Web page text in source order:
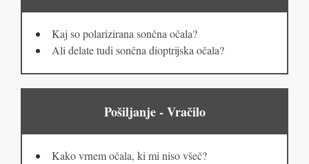
Kaj so polarizirana sončna očala?
Ali delate tudi sončna dioptrijska očala?
Pošiljanje - Vračilo
Kako vrnem očala, ki mi niso všeč?